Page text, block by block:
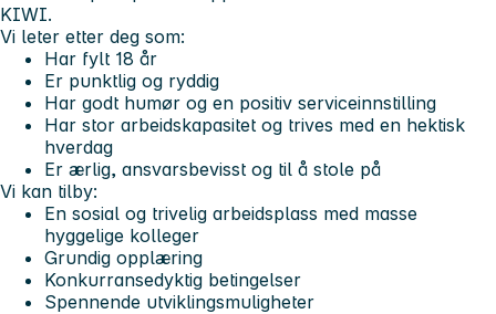
KIWI.
Vi leter etter deg som:
Har fylt 18 år
Er punktlig og ryddig
Har godt humør og en positiv serviceinnstilling
Har stor arbeidskapasitet og trives med en hektisk
hverdag
Er ærlig, ansvarsbevisst og til å stole på
Vi kan tilby:
En sosial og trivelig arbeidsplass med masse
hyggelige kolleger
Grundig opplæring
Konkurransedyktig betingelser
Spennende utviklingsmuligheter